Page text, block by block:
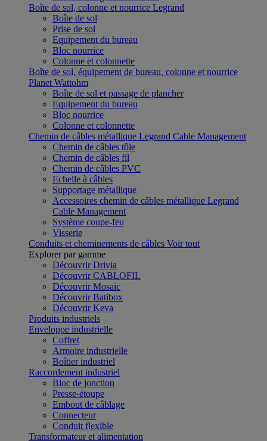
Boîte de sol, colonne et nourrice Legrand
Boîte de sol
Prise de sol
Equipement du bureau
Bloc nourrice
Colonne et colonnette
Boîte de sol, équipement de bureau, colonne et nourrice
Planet Wattohm
Boîte de sol et passage de plancher
Equipement du bureau
Bloc nourrice
Colonne et colonnette
Chemin de câbles métallique Legrand Cable Management
Chemin de câbles tôle
Chemin de câbles fil
Chemin de câbles PVC
Echelle à câbles
Supportage métallique
Accessoires chemin de câbles métallique Legrand
Cable Management
Système coupe-feu
Visserie
Conduits et cheminements de câbles Voir tout
Explorer par gamme
Découvrir Drivia
Découvrir CABLOFIL
Découvrir Mosaic
Découvrir Batibox
Découvrir Keva
Produits industriels
Enveloppe industrielle
Coffret
Armoire industrielle
Boîtier industriel
Raccordement industriel
Bloc de jonction
Presse-étoupe
Embout de câblage
Connecteur
Conduit flexible
Transformateur et alimentation